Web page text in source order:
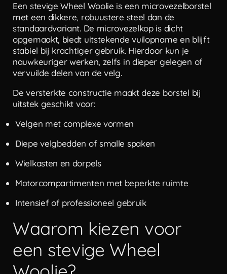
Een stevige Wheel Woolie is een microvezelborstel
met een dikkere, robuustere steel dan de
standaardvariant. De microvezelkop is dicht
opgemaakt, biedt uitstekende vuilopname en blijft
stabiel bij krachtiger gebruik. Hierdoor kun je
nauwkeuriger werken, zelfs in dieper gelegen of
vervuilde delen van de velg.
De versterkte constructie maakt deze borstel bij
uitstek geschikt voor:
Velgen met complexe vormen
Diepe velgbedden of smalle spaken
Wielkasten en dorpels
Motorcompartimenten met beperkte ruimte
Intensief of professioneel gebruik
Waarom kiezen voor
een stevige Wheel